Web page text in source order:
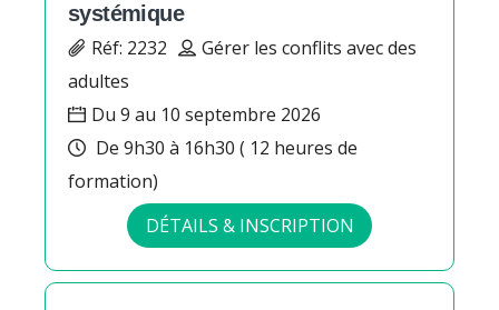
systémique
Réf: 2232
Gérer les conflits avec des
adultes
Du 9 au 10 septembre 2026
De 9h30 à 16h30 ( 12 heures de
formation)
DÉTAILS & INSCRIPTION